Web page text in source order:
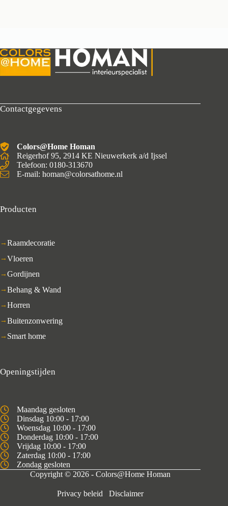
Contactgegevens
Colors@Home Homan
Reigerhof 95, 2914 KE Nieuwerkerk a/d Ijssel
Telefoon: 0180-313670
E-mail: homan@colorsathome.nl
Producten
Raamdecoratie
Vloeren
Gordijnen
Behang & Wand
Horren
Buitenzonwering
Smart home
Openingstijden
Maandag gesloten
Dinsdag 10:00 - 17:00
Woensdag 10:00 - 17:00
Donderdag 10:00 - 17:00
Vrijdag 10:00 - 17:00
Zaterdag 10:00 - 17:00
Zondag gesloten
Copyright © 2026 - Colors@Home Homan
Privacy beleid Disclaimer